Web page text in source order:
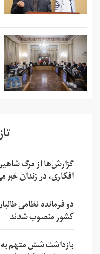
گزارش‌ها از مرگ
افکاری، در زندان خبر
دو فرمانده نظامی
کشور منصوب شدند
بازداشت شش متهم